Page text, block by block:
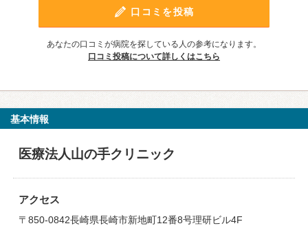
口コミを投稿
あなたの口コミが病院を探している人の参考になります。
口コミ投稿について詳しくはこちら
基本情報
医療法人山の手クリニック
アクセス
〒850-0842長崎県長崎市新地町12番8号理研ビル4F